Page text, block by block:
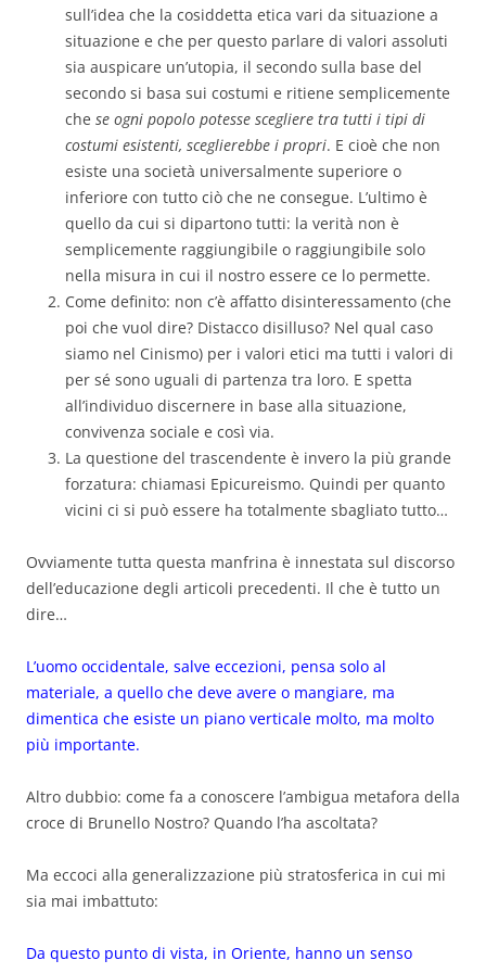
sull’idea che la cosiddetta etica vari da situazione a
situazione e che per questo parlare di valori assoluti
sia auspicare un’utopia, il secondo sulla base del
secondo si basa sui costumi e ritiene semplicemente
che se ogni popolo potesse scegliere tra tutti i tipi di
costumi esistenti, sceglierebbe i propri. E cioè che non
esiste una società universalmente superiore o
inferiore con tutto ciò che ne consegue. L’ultimo è
quello da cui si dipartono tutti: la verità non è
semplicemente raggiungibile o raggiungibile solo
nella misura in cui il nostro essere ce lo permette.
Come definito: non c’è affatto disinteressamento (che
poi che vuol dire? Distacco disilluso? Nel qual caso
siamo nel Cinismo) per i valori etici ma tutti i valori di
per sé sono uguali di partenza tra loro. E spetta
all’individuo discernere in base alla situazione,
convivenza sociale e così via.
La questione del trascendente è invero la più grande
forzatura: chiamasi Epicureismo. Quindi per quanto
vicini ci si può essere ha totalmente sbagliato tutto…
Ovviamente tutta questa manfrina è innestata sul discorso
dell’educazione degli articoli precedenti. Il che è tutto un
dire…
L’uomo occidentale, salve eccezioni, pensa solo al
materiale, a quello che deve avere o mangiare, ma
dimentica che esiste un piano verticale molto, ma molto
più importante.
Altro dubbio: come fa a conoscere l’ambigua metafora della
croce di Brunello Nostro? Quando l’ha ascoltata?
Ma eccoci alla generalizzazione più stratosferica in cui mi
sia mai imbattuto:
Da questo punto di vista, in Oriente, hanno un senso